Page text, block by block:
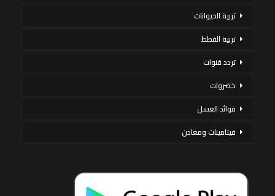
تربية الحيوانات
تربية القطط
تردد قنوات
خضروات
فوائد العسل
فيتامينات ومعادن